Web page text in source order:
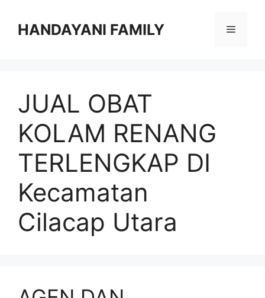
HANDAYANI FAMILY Menu
JUAL OBAT
KOLAM RENANG
TERLENGKAP DI
Kecamatan
Cilacap Utara